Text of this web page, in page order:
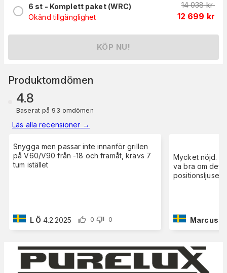
6 st - Komplett paket (WRC)
Okänd tillgänglighet
14 038 kr
12 699 kr
KÖP NU!
Produktomdömen
4.8
Baserat på 93 omdömen
Läs alla recensioner →
Snygga men passar inte innanför grillen
på V60/V90 från -18 och framåt, krävs 7
tum istället
L Ö 4.2.2025 0 0
Mycket nöjd.
va bra om det
positionsljusen
Marcus E